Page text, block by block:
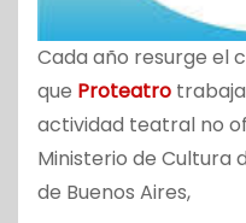
Cada año resurge el
que Proteatro
actividad teatral no
Ministerio de Cultura
de Buenos Aires,